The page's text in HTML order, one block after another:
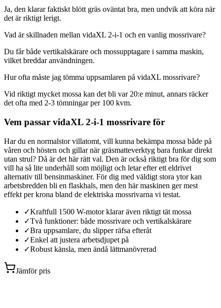
Ja, den klarar faktiskt blött gräs oväntat bra, men undvik att köra när
det är riktigt lerigt.
Vad är skillnaden mellan vidaXL 2-i-1 och en vanlig mossrivare?
Du får både vertikalskärare och mossupptagare i samma maskin,
vilket breddar användningen.
Hur ofta måste jag tömma uppsamlaren på vidaXL mossrivare?
Vid riktigt mycket mossa kan det bli var 20:e minut, annars räcker
det ofta med 2-3 tömningar per 100 kvm.
Vem passar vidaXL 2-i-1 mossrivare för
Har du en normalstor villatomt, vill kunna bekämpa mossa både på
våren och hösten och gillar när gräsmatteverktyg bara funkar direkt
utan strul? Då är det här rätt val. Den är också riktigt bra för dig som
vill ha så lite underhåll som möjligt och letar efter ett eldrivet
alternativ till bensinmaskiner. För dig med väldigt stora ytor kan
arbetsbredden bli en flaskhals, men den här maskinen ger mest
effekt per krona bland de elektriska mossrivarna vi testat.
✓Kraftfull 1500 W-motor klarar även riktigt tät mossa
✓Två funktioner: både mossrivare och vertikalskärare
✓Bra uppsamlare, du slipper räfsa efteråt
✓Enkel att justera arbetsdjupet på
✓Robust känsla, men ändå lättmanövrerad
Jämför pris